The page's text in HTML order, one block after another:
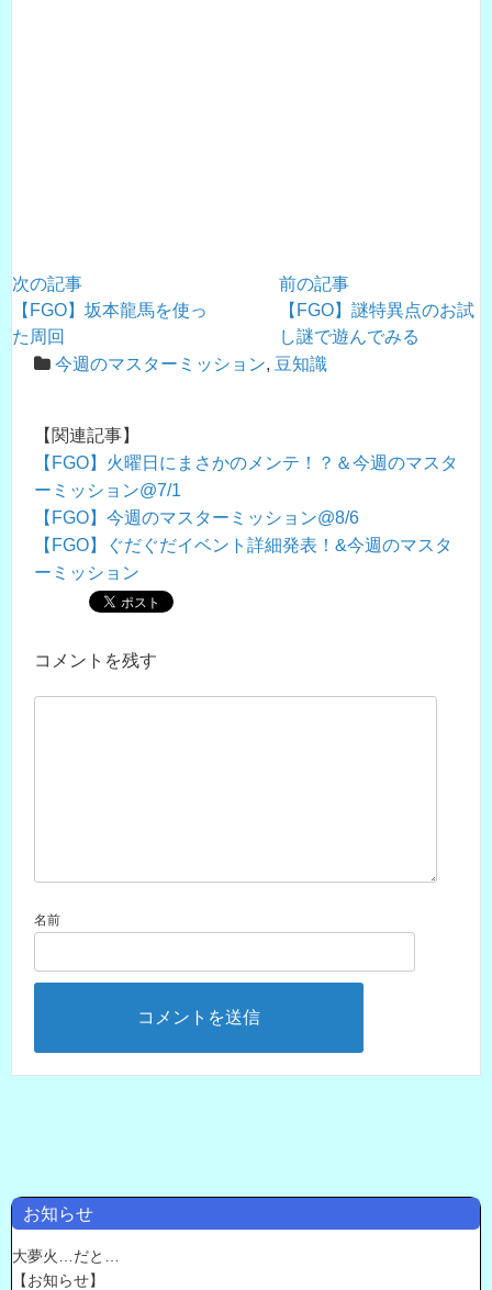
前の記事
【FGO】謎特異点のお試
し謎で遊んでみる
次の記事
【FGO】坂本龍馬を使っ
た周回
今週のマスターミッション, 豆知識
【関連記事】
【FGO】火曜日にまさかのメンテ！？＆今週のマスタ
ーミッション@7/1
【FGO】今週のマスターミッション@8/6
【FGO】ぐだぐだイベント詳細発表！&今週のマスタ
ーミッション
コメントを残す
名前
お知らせ
大夢火…だと…
【お知らせ】